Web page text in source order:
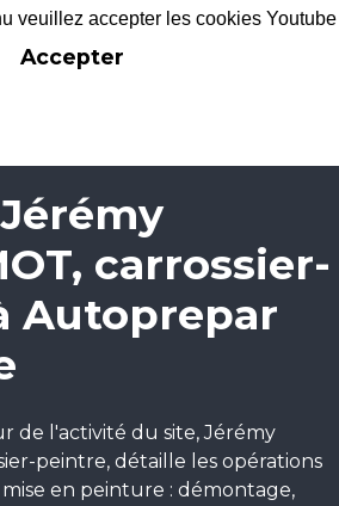
veuillez accepter les cookies Youtube
Accepter
Jérémy
carrossier-
Autoprepar
de l'activité du site, Jérémy
peintre, détaille les opérations
mise en peinture : démontage,